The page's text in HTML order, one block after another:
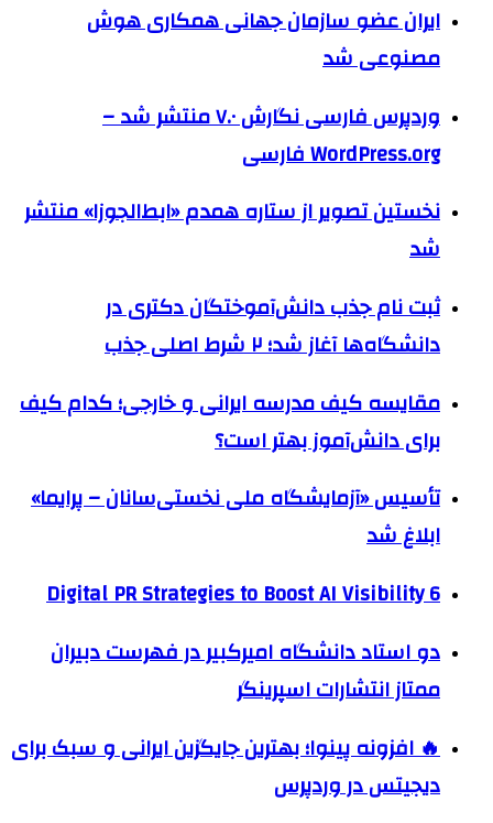
ایران عضو سازمان جهانی همکاری هوش
مصنوعی شد
وردپرس فارسی نگارش ۷.۰ منتشر شد –
WordPress.org فارسی
نخستین تصویر از ستاره همدم «ابط‌الجوزا» منتشر
شد
ثبت نام جذب دانش‌آموختگان دکتری در
دانشگاه‌ها آغاز شد؛ ۲ شرط اصلی جذب
مقایسه کیف مدرسه ایرانی و خارجی؛ کدام کیف
برای دانش‌آموز بهتر است؟
تأسیس «آزمایشگاه ملی نخستی‌سانان – پرایما»
ابلاغ شد
6 Digital PR Strategies to Boost AI Visibility
دو استاد دانشگاه امیرکبیر در فهرست دبیران
ممتاز انتشارات اسپرینگر
🔥 افزونه پینوا؛ بهترین جایگزین ایرانی و سبک برای
دیجیتس در وردپرس